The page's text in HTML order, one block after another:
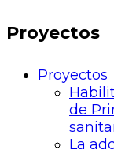
Proyectos
Proyectos
de
La